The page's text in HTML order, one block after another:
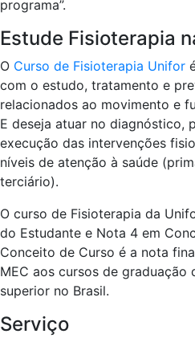
programa”.
Estude Fisioterapia
O Curso de Fisioterapia Unifor
com o estudo, tratamento e
relacionados ao movimento e
E deseja atuar no diagnóstico,
execução das intervenções
níveis de atenção à saúde
terciário).
O curso de Fisioterapia da
do Estudante e Nota 4 em
Conceito de Curso é a nota
MEC aos cursos de graduação
superior no Brasil.
Serviço